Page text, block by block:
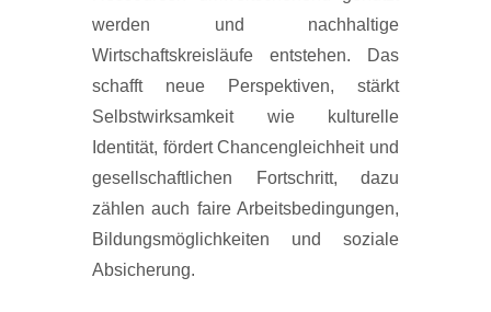
werden und nachhaltige
Wirtschaftskreisläufe entstehen. Das
schafft neue Perspektiven, stärkt
Selbstwirksamkeit wie kulturelle
Identität, fördert Chancengleichheit und
gesellschaftlichen Fortschritt, dazu
zählen auch faire Arbeitsbedingungen,
Bildungsmöglichkeiten und soziale
Absicherung.